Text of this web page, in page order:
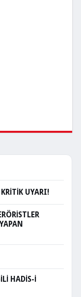
KRİTİK UYARI!
HADİS-İ